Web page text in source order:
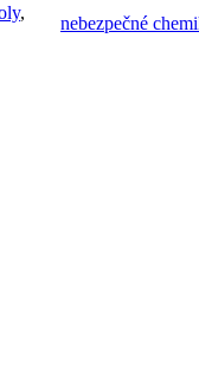
,
nebezpečné